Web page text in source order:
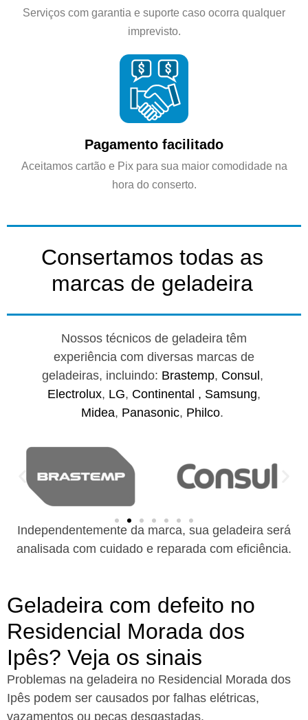
Serviços com garantia e suporte caso ocorra qualquer
imprevisto.
Pagamento facilitado
Aceitamos cartão e Pix para sua maior comodidade na
hora do conserto.
Consertamos todas as
marcas de geladeira
Nossos técnicos de geladeira têm
experiência com diversas marcas de
geladeiras, incluindo: Brastemp, Consul ,
Electrolux, LG, Continental , Samsung,
Midea, Panasonic, Philco.
Independentemente da marca, sua geladeira será
analisada com cuidado e reparada com eficiência.
Geladeira com defeito no
Residencial Morada dos
Ipês? Veja os sinais
Problemas na geladeira no Residencial Morada dos
Ipês podem ser causados por falhas elétricas,
vazamentos ou peças desgastadas.